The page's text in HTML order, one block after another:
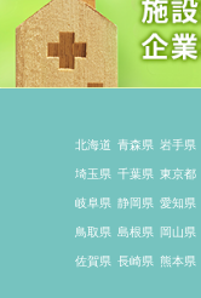
北海道 青森県 岩手県
埼玉県 千葉県 東京都
岐阜県 静岡県 愛知県
鳥取県 島根県 岡山県
佐賀県 長崎県 熊本県